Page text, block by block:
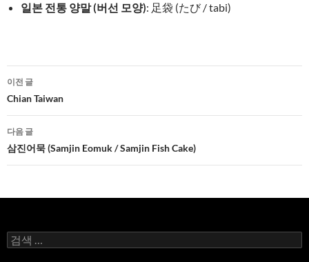
일본 전통 양말 (버선 모양): 足袋 (たび / tabi)
글
네
비
게
이
션
이전 글
Chian Taiwan
다음 글
삼진어묵 (Samjin Eomuk / Samjin Fish Cake)
검
색: